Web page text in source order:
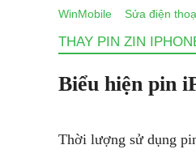
WinMobile Sửa điện
THAY PIN ZIN
Biểu hiện pin
Thời lượng sử dụng